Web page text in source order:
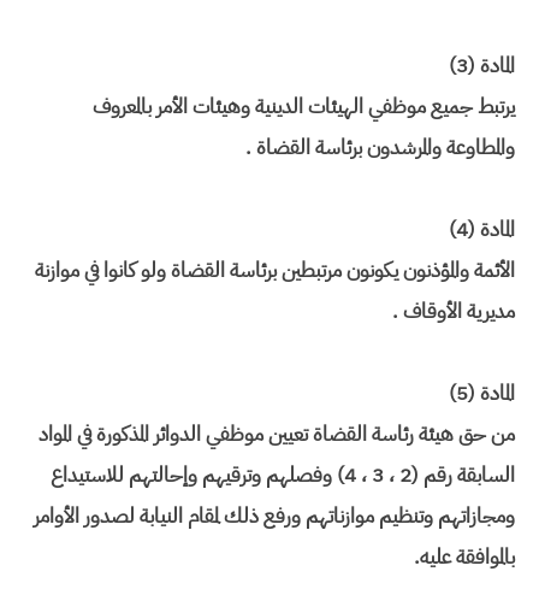
المادة (3)
يرتبط جميع موظفي الهيئات الدينية وهيئات الأمر بالمعروف
والمطاوعة والمرشدون برئاسة القضاة .
المادة (4)
الأئمة والمؤذنون يكونون مرتبطين برئاسة القضاة ولو كانوا في موازنة
مديرية الأوقاف .
المادة (5)
من حق هيئة رئاسة القضاة تعيين موظفي الدوائر المذكورة في المواد
السابقة رقم (2 ، 3 ، 4) وفصلهم وترقيهم وإحالتهم للاستيداع
ومجازاتهم وتنظيم موازناتهم ورفع ذلك لمقام النيابة لصدور الأوامر
بالموافقة عليه.